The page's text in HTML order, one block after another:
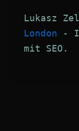
Lukasz
London -
mit SEO.